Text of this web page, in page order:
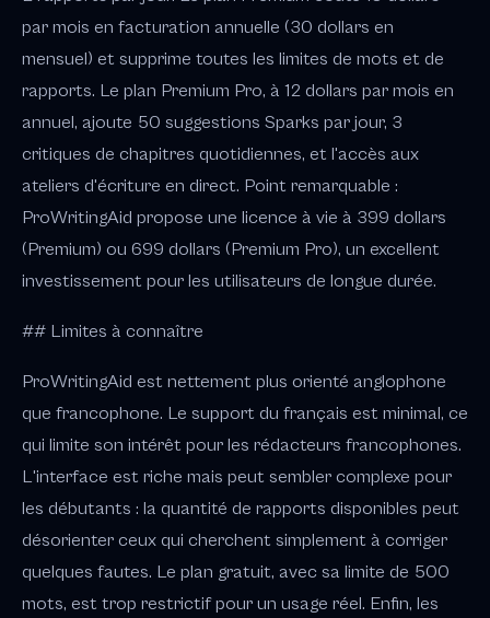
par mois en facturation annuelle (30 dollars en
mensuel) et supprime toutes les limites de mots et de
rapports. Le plan Premium Pro, à 12 dollars par mois en
annuel, ajoute 50 suggestions Sparks par jour, 3
critiques de chapitres quotidiennes, et l'accès aux
ateliers d'écriture en direct. Point remarquable :
ProWritingAid propose une licence à vie à 399 dollars
(Premium) ou 699 dollars (Premium Pro), un excellent
investissement pour les utilisateurs de longue durée.
## Limites à connaître
ProWritingAid est nettement plus orienté anglophone
que francophone. Le support du français est minimal, ce
qui limite son intérêt pour les rédacteurs francophones.
L'interface est riche mais peut sembler complexe pour
les débutants : la quantité de rapports disponibles peut
désorienter ceux qui cherchent simplement à corriger
quelques fautes. Le plan gratuit, avec sa limite de 500
mots, est trop restrictif pour un usage réel. Enfin, les